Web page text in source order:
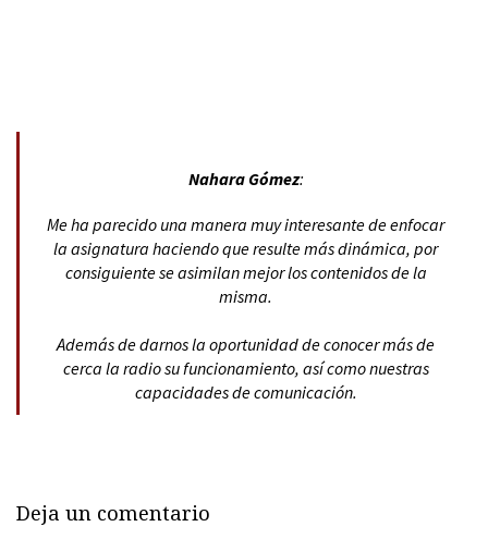
Nahara Gómez:
Me ha parecido una manera muy interesante de enfocar
la asignatura haciendo que resulte más dinámica, por
consiguiente se asimilan mejor los contenidos de la
misma.
Además de darnos la oportunidad de conocer más de
cerca la radio su funcionamiento, así como nuestras
capacidades de comunicación.
Deja un comentario